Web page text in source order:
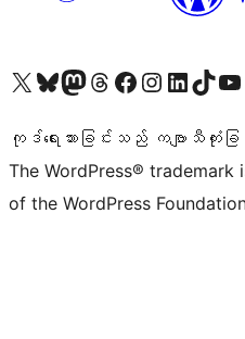
ကျွန်ုပ်တို့၏ X (ယခင် Twitter) အကောင့်သို့ သွားရောက်ကြည့်ရှုပါကျွန်ုပ်တို့၏ Bluesky အကောင့်သို့ ဝင်ရောက်ကြည့်ရှုရန်
ကျွန်ုပ်တို့၏ Mastodon အကောင့်သို့ သွားရောက်ကြည့်ရှုပါကျွန်ုပ်တို့၏ Threads အကောင့်သို့ ဝင်ရောက်ကြည့်ရှုရန်
ကျွန်ုပ်တို့၏ Facebook စာမျက်နှာသို့ သွားရောက်ကြည့်ရှုပါကျွန်ုပ်တို့၏ Instagram အကောင့်သို့ သွားရောက်ကြည့်ရှုပါ ကျွန်ုပ်တို့၏ LinkedIn အကောင့်သို့ သွားရောက်ကြည့်ရှုပါကျွန်ုပ်တို့၏ TikTok အကောင့်သို့ ဝင်ရောက်ကြည့်ရှုရန်
ကျွန်ုပ်တို့၏ YouTube ချန်နယ်သို့ သွားရောက်ကြည့်ရှုပါ
ကုဒ်ရေးသားခြင်းသည် ကဗျာသီကုံး
The WordPress®
of the WordPress